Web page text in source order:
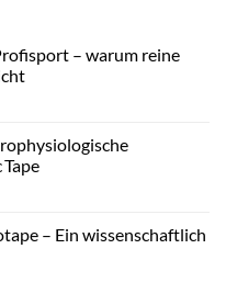
– warum reine
– Ein wissenschaftlich